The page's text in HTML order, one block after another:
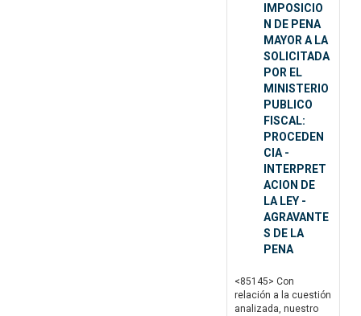
IMPOSICIO
N DE PENA
MAYOR A LA
SOLICITADA
POR EL
MINISTERIO
PUBLICO
FISCAL:
PROCEDEN
CIA -
INTERPRET
ACION DE
LA LEY -
AGRAVANTE
S DE LA
PENA
<85145> Con
relación a la cuestión
analizada, nuestro